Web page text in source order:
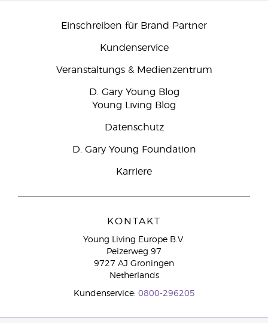
Einschreiben für Brand Partner
Kundenservice
Veranstaltungs & Medienzentrum
D. Gary Young Blog
Young Living Blog
Datenschutz
D. Gary Young Foundation
Karriere
KONTAKT
Young Living Europe B.V.
Peizerweg 97
9727 AJ Groningen
Netherlands
Kundenservice: 0800-296205